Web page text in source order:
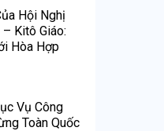
Hội Nghị
Kitô Giáo:
Hòa Hợp
Vụ Công
Toàn Quốc